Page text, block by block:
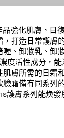
強化肌膚，日
打造日常護膚
喱、卸妝乳、卸
度活性成分，
肌膚所需的日霜
霜備有同系列
護膚系列能煥發